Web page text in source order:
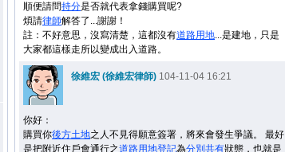
順便請問持分是否就代表拿錢購買呢?
煩請律師解答了...謝謝！
註：不好意思，沒寫清楚，這都沒有道路用地...是建地，只是
大家都這樣走所以變成出入道路。
徐維宏 (徐維宏律師) 104-11-04 16:21
你好：
購買你後方土地之人不見得願意簽署，將來會發生爭議。 最好
是把附近住戶會通行之道路用地登記為分別 共有狀態，也就是